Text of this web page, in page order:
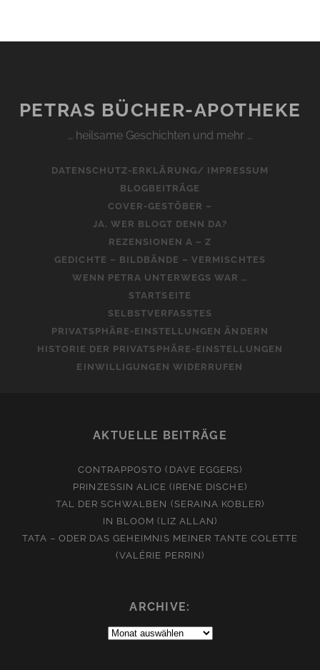
PETRAS BÜCHER-APOTHEKE
… heilsame Geschichten und mehr …
DATENSCHUTZ-ERKLÄRUNG/ IMPRESSUM
BLOGBEITRÄGE
COVER-GESTÖBER –
JA, WER BLOGT DENN DA?
REZENSIONEN A – Z
GEDICHTE – BILDBÄNDE – VERMISCHTES
WENN PETRA UNTERWEGS WAR …
STARTSEITE
SELBSTVERFASSTES
PRIVATSPHÄRE-EINSTELLUNGEN ÄNDERN
HISTORIE DER PRIVATSPHÄRE-EINSTELLUNGEN
EINWILLIGUNGEN WIDERRUFEN
AKTUELLE BEITRÄGE
CONTRAPPOSTO (DAVE EGGERS)
PRINZESSIN ALICE (IRENE DISCHE)
TAL DER SCHWALBEN (SERAINA KOBLER)
IN BLOOM (LIZ ALLAN)
TATA – ODER DAS GEHEIMNIS MEINER TANTE COLETTE
(VALÉRIE PERRIN)
ARCHIVE:
Archive: